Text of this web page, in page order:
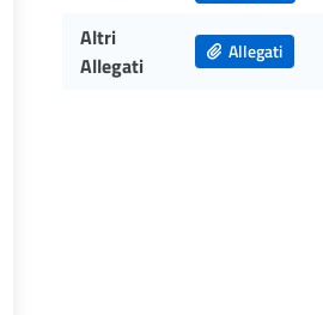
Altri
Allegati
Allegati